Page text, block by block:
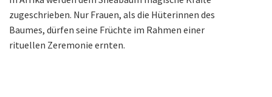
zugeschrieben. Nur Frauen, als die Hüterinnen des
Baumes, dürfen seine Früchte im Rahmen einer
rituellen Zeremonie ernten.